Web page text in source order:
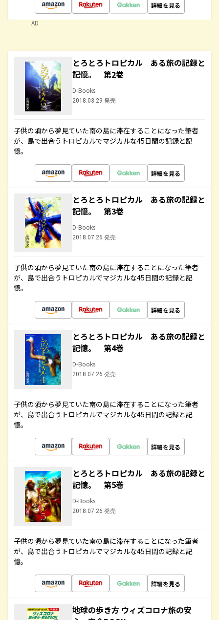
詳細を見る
AD
とろとろトロピカル ある旅の記録と
記憶。 第2巻
D-Books
2018.03.29 発売
子供の頃から夢見ていた南の島に滞在することになった筆者
が、島で出合うトロピカルでマジカルな45日間の記録と記
憶。
詳細を見る
とろとろトロピカル ある旅の記録と
記憶。 第3巻
D-Books
2018.07.26 発売
子供の頃から夢見ていた南の島に滞在することになった筆者
が、島で出合うトロピカルでマジカルな45日間の記録と記
憶。
詳細を見る
とろとろトロピカル ある旅の記録と
記憶。 第4巻
D-Books
2018.07.26 発売
子供の頃から夢見ていた南の島に滞在することになった筆者
が、島で出合うトロピカルでマジカルな45日間の記録と記
憶。
詳細を見る
とろとろトロピカル ある旅の記録と
記憶。 第5巻
D-Books
2018.07.26 発売
子供の頃から夢見ていた南の島に滞在することになった筆者
が、島で出合うトロピカルでマジカルな45日間の記録と記
憶。
詳細を見る
地球の歩き方 ウィズコロナ旅の安